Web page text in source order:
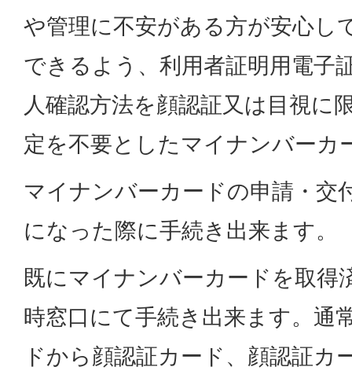
や管理に不安がある方が安心し
できるよう、利用者証明用電子
人確認方法を顔認証又は目視に
定を不要としたマイナンバーカ
マイナンバーカードの申請・交
になった際に手続き出来ます。
既にマイナンバーカードを取得
時窓口にて手続き出来ます。通
ドから顔認証カード、顔認証カ